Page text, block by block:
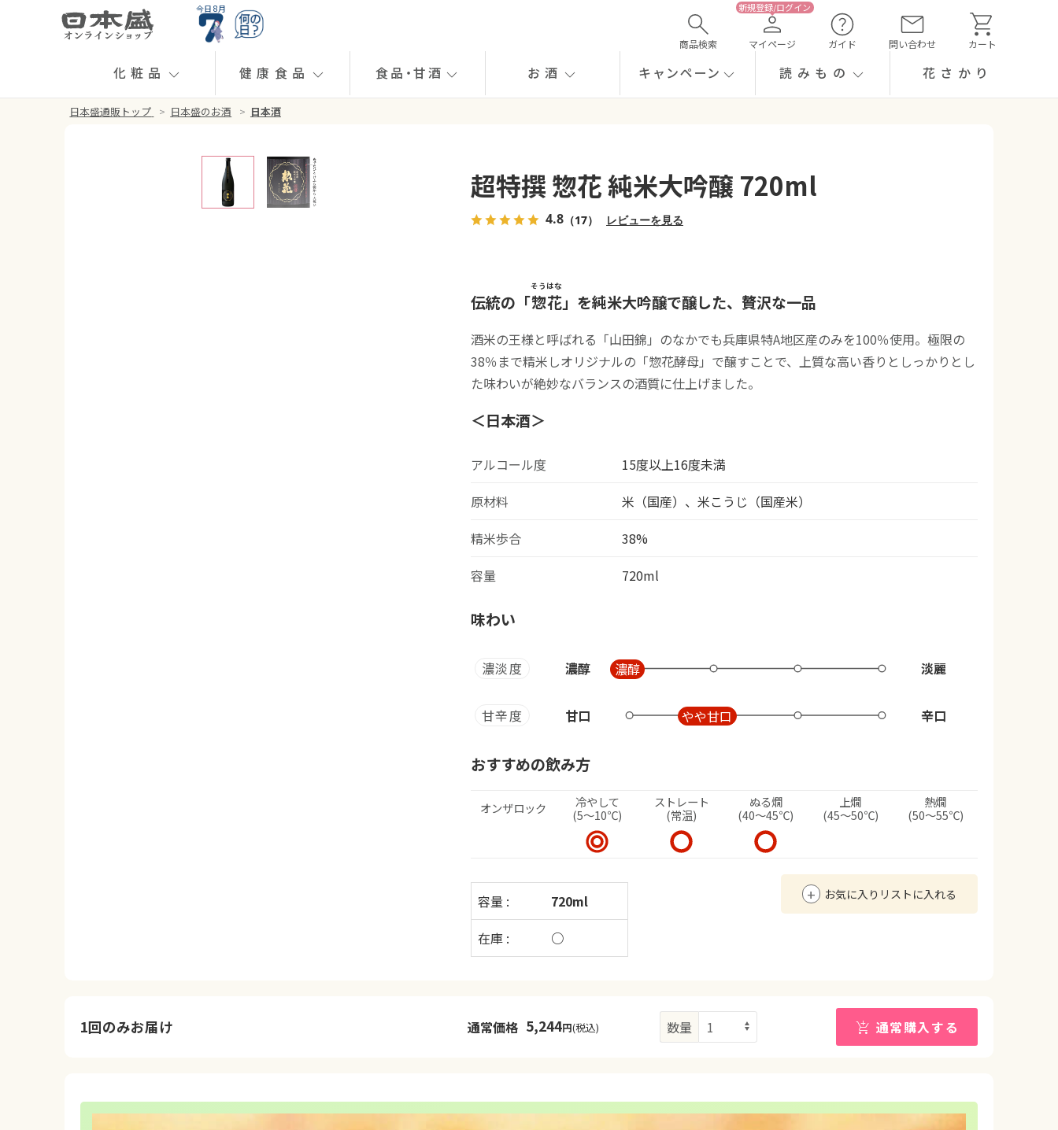
今日 8月
商品検索 マイページ ガイド 問い合わせ カート
化粧品 健康食品 食品・甘酒 お酒 キャンペーン 読みもの 花さかり
日本盛通販トップ > 日本盛のお酒 > 日本酒
超特撰 惣花 純米大吟醸 720ml
4.8 （17） レビューを見る
伝統の「惣
そう
花
はな
」を純米大吟醸で醸した、贅沢な一品
酒米の王様と呼ばれる「山田錦」のなかでも兵庫県特A地区産のみを100％使用。極限の
38％まで精米しオリジナルの「惣花酵母」で醸すことで、上質な高い香りとしっかりとし
た味わいが絶妙なバランスの酒質に仕上げました。
＜日本酒＞
アルコール度
15度以上16度未満
原材料
米（国産）、米こうじ（国産米）
精米歩合
38%
容量
720ml
味わい
濃淡度 濃醇 濃醇 淡麗
甘辛度 甘口 やや甘口 辛口
おすすめの飲み方
オンザロック
冷やして
(5～10℃)
ストレート
(常温)
ぬる燗
(40～45℃)
上燗
(45～50℃)
熱燗
(50～55℃)
容量 :
720ml
在庫 :
○
お気に入りリストに入れる
1回のみお届け 通常価格 5,244円(税込) 数量 通常購入する